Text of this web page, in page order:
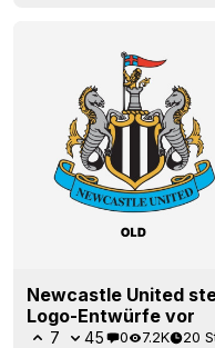
Newcastle United
Logo-Entwürfe vor
7 45 0 7.2K 20